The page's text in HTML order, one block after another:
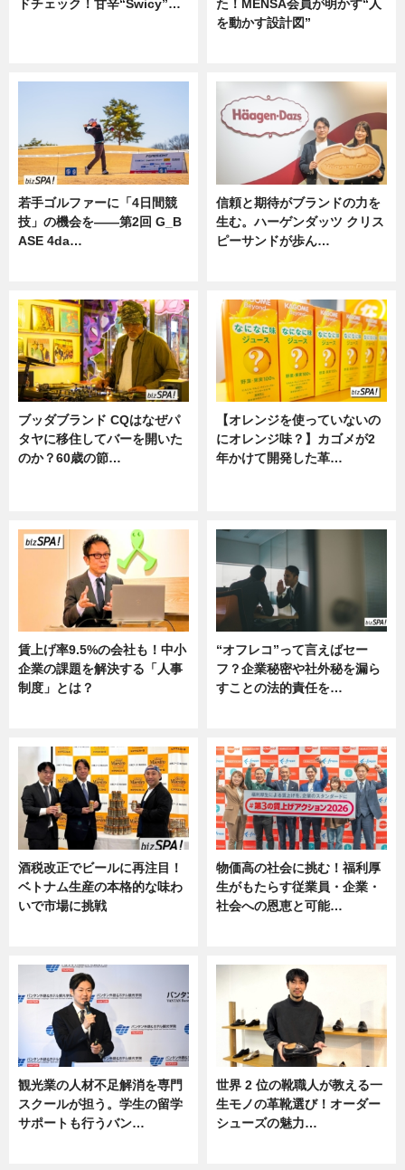
ドチェック！甘辛“Swicy”…
た！MENSA会員が明かす“人
を動かす設計図”
若手ゴルファーに「4日間競
技」の機会を——第2回 G_B
ASE 4da…
信頼と期待がブランドの力を
生む。ハーゲンダッツ クリス
ピーサンドが歩ん…
ブッダブランド CQはなぜパ
タヤに移住してバーを開いた
のか？60歳の節…
【オレンジを使っていないの
にオレンジ味？】カゴメが2
年かけて開発した革…
賃上げ率9.5%の会社も！中小
企業の課題を解決する「人事
制度」とは？
“オフレコ”って言えばセー
フ？企業秘密や社外秘を漏ら
すことの法的責任を…
酒税改正でビールに再注目！
ベトナム生産の本格的な味わ
いで市場に挑戦
物価高の社会に挑む！福利厚
生がもたらす従業員・企業・
社会への恩恵と可能…
観光業の人材不足解消を専門
スクールが担う。学生の留学
サポートも行うバン…
世界 2 位の靴職人が教える一
生モノの革靴選び！オーダー
シューズの魅力…